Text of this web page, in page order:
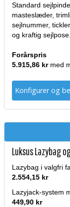
Standard
masteslæder,
sejlnummer,
og kraftig sejlpose.
Forårspris
5.915,86 krmed
Konfigurer og
Luksus Lazybag
Lazybag i valgfri
2.554,15 kr
Lazyjack-system
449,90 kr